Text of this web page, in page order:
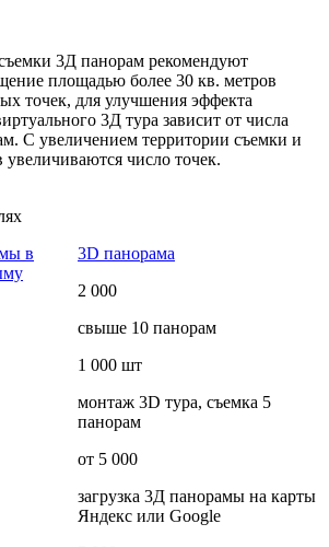
3Д панорам рекомендуют
площадью более 30 кв. метров
точек, для улучшения эффекта
3Д тура зависит от числа
С увеличением территории съемки и
увеличиваются число точек.
в
3D панорама
2 000
свыше 10 панорам
1 000 шт
монтаж 3D тура, съемка 5
панорам
от 5 000
загрузка 3Д панорамы на карты
Яндекс или Google